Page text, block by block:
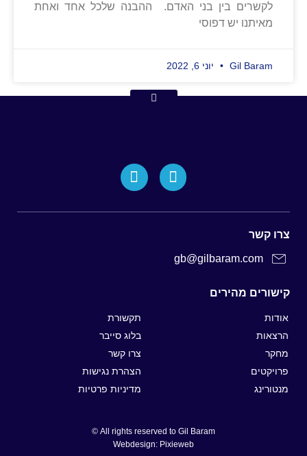
לקשרים בין בני האדם. ההבנה שלכל אחד ואחת
מאיתנו יש דפוסי
Gil Baram יוני 6, 2022
צרו קשר
gb@gilbaram.com
קישורים מהירים
אודות
הרצאות
מחקר
פרויקטים
מנטורינג
תקשורת
בלוג סייבר
צרו קשר
הצהרת נגישות
מדיניות פרטיות
All rights reserved to Gil Baram ©
Webdesign: Pixieweb